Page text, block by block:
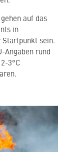
auf das
in
Startpunkt sein.
Angaben rund
3°C